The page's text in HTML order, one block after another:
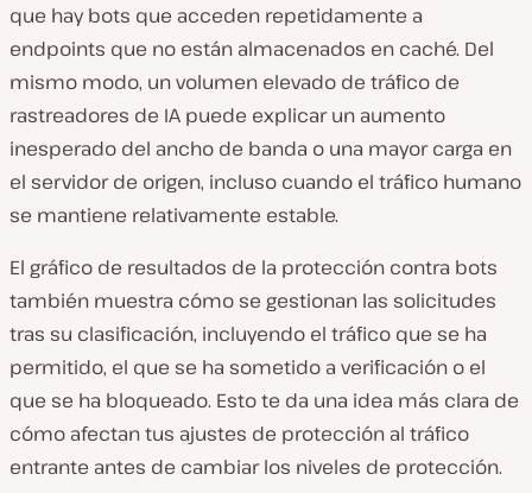
que hay bots que acceden repetidamente a
endpoints que no están almacenados en caché. Del
mismo modo, un volumen elevado de tráfico de
rastreadores de IA puede explicar un aumento
inesperado del ancho de banda o una mayor carga en
el servidor de origen, incluso cuando el tráfico humano
se mantiene relativamente estable.
El gráfico de resultados de la protección contra bots
también muestra cómo se gestionan las solicitudes
tras su clasificación, incluyendo el tráfico que se ha
permitido, el que se ha sometido a verificación o el
que se ha bloqueado. Esto te da una idea más clara de
cómo afectan tus ajustes de protección al tráfico
entrante antes de cambiar los niveles de protección.